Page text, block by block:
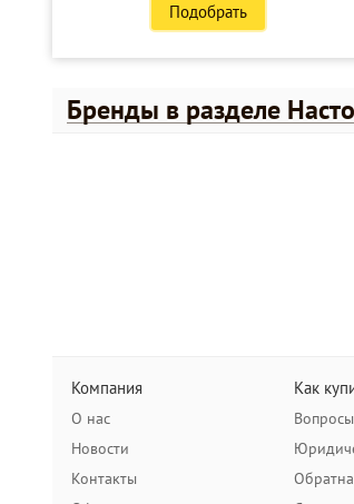
Подобрать
Бренды в разделе
Компания
О нас
Новости
Контакты
Как